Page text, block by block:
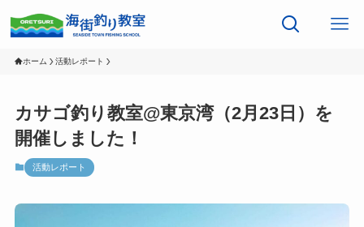
ホーム 活動レポート
カサゴ釣り教室@東京湾（2月23日）を
開催しました！
活動レポート